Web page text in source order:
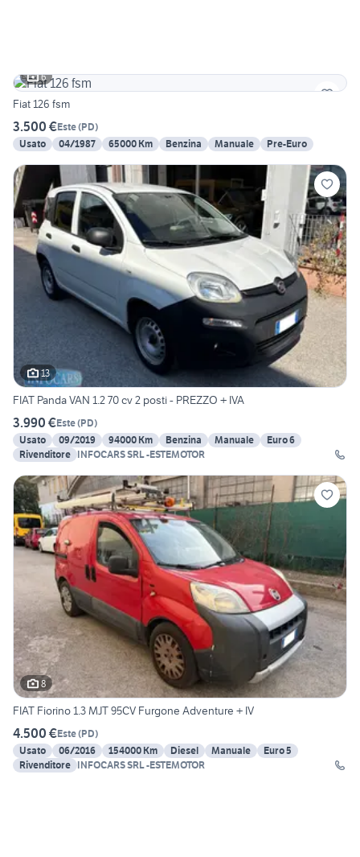
6
Fiat 126 fsm
3.500 €Este(PD)
Usato
04/1987 65000 Km Benzina Manuale Pre-Euro
13
FIAT Panda VAN 1.2 70 cv 2 posti - PREZZO + IVA
3.990 €Este(PD)
Usato
09/2019 94000 Km Benzina Manuale
Euro 6
Rivenditore INFOCARS SRL -ESTEMOTOR
8
FIAT Fiorino 1.3 MJT 95CV Furgone Adventure + IV
4.500 €Este(PD)
Usato
06/2016 154000 Km Diesel Manuale
Euro 5
Rivenditore INFOCARS SRL -ESTEMOTOR